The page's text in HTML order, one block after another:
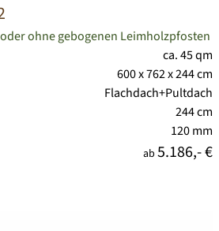
ohne gebogenen Leimholzpfosten
ca. 45 qm
600 x 762 x 244 cm
Flachdach+Pultdach
244 cm
120 mm
ab 5.186,- €